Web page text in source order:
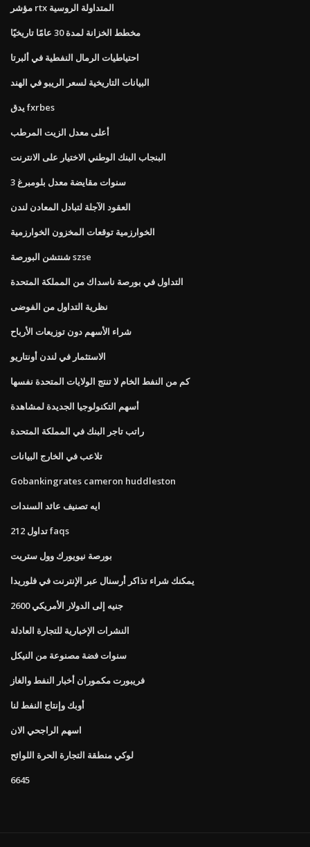
مؤشر rtx المتداولة الروسية
مخطط الخزانة لمدة 30 عامًا تاريخيًا
احتياطيات الرمال النفطية في ألبرتا
البيانات التاريخية لسعر الريبو في الهند
يدق fxrbes
أعلى معدل الزيت المرطب
البنجاب البنك الوطني الاختيار على الانترنت
3 سنوات مقايضة معدل بلومبرغ
العقود الآجلة لتبادل المعادن لندن
الخوارزمية توقعات المخزون الخوارزمية
شنتشن البورصة szse
التداول في بورصة ناسداك من المملكة المتحدة
نظرية التداول من الفوضى
شراء الأسهم دون توزيعات الأرباح
الاستثمار في لندن أونتاريو
كم من النفط الخام لا تنتج الولايات المتحدة نفسها
أسهم التكنولوجيا الجديدة لمشاهدة
راتب تاجر البنك في المملكة المتحدة
تلاعب في الخارج البيانات
Gobankingrates cameron huddleston
ايه تصنيف عائد السندات
تداول 212 faqs
بورصة نيويورك وول ستريت
يمكنك شراء تذاكر أرسنال عبر الإنترنت في فلوريدا
2600 جنيه إلى الدولار الأمريكي
النشرات الإخبارية للتجارة العادلة
سنوات فضة مصنوعة من النيكل
فريبورت مكموران أخبار النفط والغاز
أوبك وإنتاج النفط لنا
اسهم الراجحي الان
لوكي منطقة التجارة الحرة اللوائح
6645